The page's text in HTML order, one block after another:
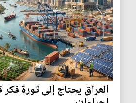
العراق يحتاج إلى ثورة فكر